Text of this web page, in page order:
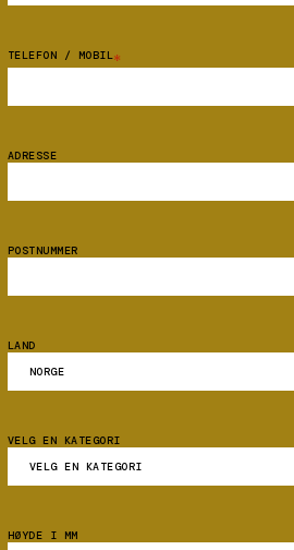
TELEFON / MOBIL *
ADRESSE
POSTNUMMER
LAND
VELG EN KATEGORI
HØYDE I MM